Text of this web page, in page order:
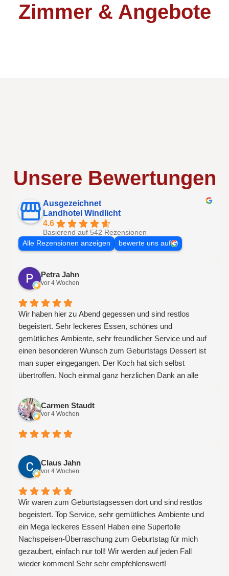
Zimmer & Angebote
Unsere Bewertungen
Ausgezeichnet
Landhotel Windlicht
4.6
Basierend auf 542 Rezensionen
Alle Rezensionen anzeigen
bewerte uns auf
Petra Jahn
vor 4 Wochen
Wir haben hier zu Abend gegessen und sind restlos
begeistert. Sehr leckeres Essen, schönes und
gemütliches Ambiente, sehr freundlicher Service und auf
einen besonderen Wunsch zum Geburtstags Dessert ist
man super eingegangen. Der Koch hat sich selbst
übertroffen. Noch einmal ganz herzlichen Dank an alle
auch über Nacht.
Carmen Staudt
vor 4 Wochen
Claus Jahn
vor 4 Wochen
Wir waren zum Geburtstagsessen dort und sind restlos
begeistert. Top Service, sehr gemütliches Ambiente und
ein Mega leckeres Essen! Haben eine Supertolle
Nachspeisen-Überraschung zum Geburtstag für mich
gezaubert, einfach nur toll! Wir werden auf jeden Fall
wieder kommen! Sehr sehr empfehlenswert!